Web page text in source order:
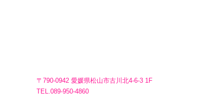
〒790-0942 愛媛県松山市古川北4-6-3 1F
TEL.089-950-4860